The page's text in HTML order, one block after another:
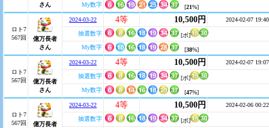
さん
My数字
[21%]
ロト7
567回
億万長者
さん
2024-03-22 4等 10,500円 2024-02-07 19:40
抽選数字
[ボ]
My数字
[38%]
ロト7
567回
億万長者
さん
2024-03-22 4等 10,500円 2024-02-07 19:07
抽選数字
[ボ]
My数字
[47%]
ロト7
567回
億万長者
2024-03-22 4等 10,500円 2024-02-06 00:22
抽選数字
[ボ]